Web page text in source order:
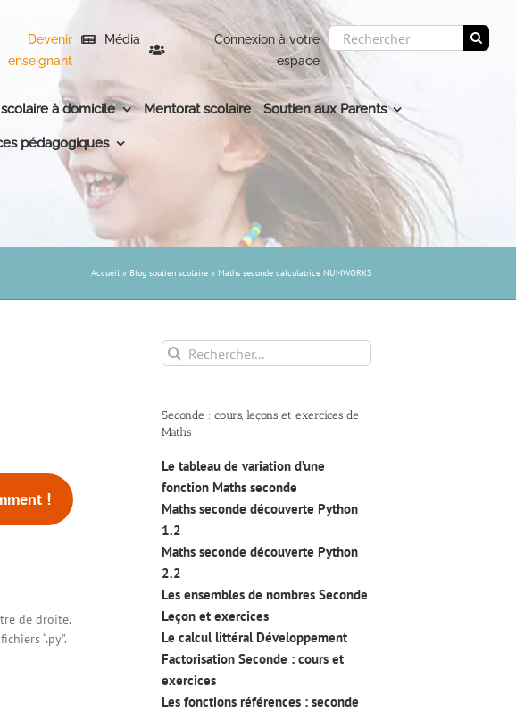
Devenir
enseignant
Média
Connexion à votre
espace
Rechercher:
à domicile Mentorat scolaire Soutien aux Parents
pédagogiques
Accueil » Blog soutien scolaire » Maths seconde calculatrice NUMWORKS
!
de droite.
“.py”.
Rechercher:
Seconde : cours, leçons et exercices de
Maths
Le tableau de variation d’une
fonction Maths seconde
Maths seconde découverte Python
1.2
Maths seconde découverte Python
2.2
Les ensembles de nombres Seconde
Leçon et exercices
Le calcul littéral Développement
Factorisation Seconde : cours et
exercices
Les fonctions références : seconde